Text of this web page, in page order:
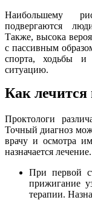
Наибольшему
подвергаются
Также, высока
с пассивным
спорта, ходьбы и
ситуацию.
Как лечится
Проктологи
Точный диагноз
врачу и осмотра
назначается
При первой
прижигание
терапии.